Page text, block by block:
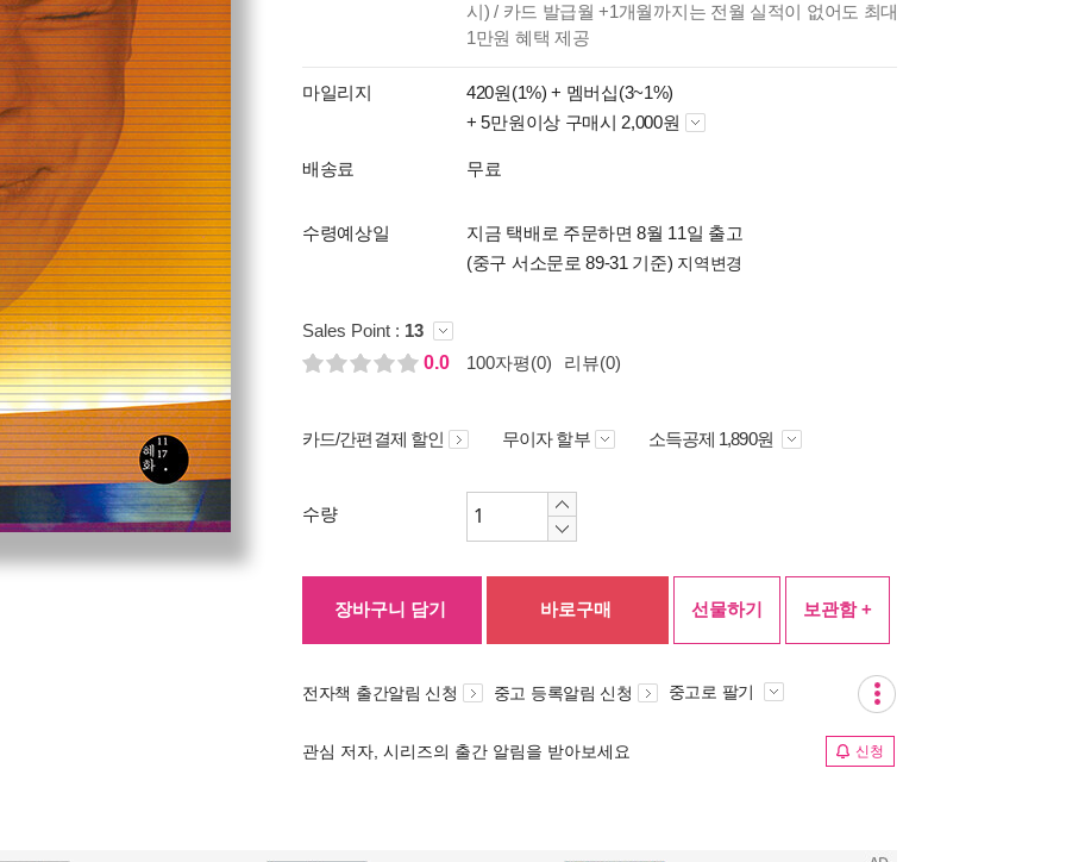
시) / 카드 발급월 +1개월까지는 전월 실적이 없어도 최대
1만원 혜택 제공
마일리지 420원(1%) + 멤버십(3~1%)
+ 5만원이상 구매시 2,000원
배송료 무료
수령예상일
지금 택배로 주문하면 8월 11일 출고
(중구 서소문로 89-31 기준) 지역변경
Sales Point : 13
0.0
100자평(0) 리뷰(0)
카드/간편결제 할인 무이자 할부 소득공제 1,890원
수량
장바구니 담기 바로구매 선물하기 보관함 +
전자책 출간알림 신청 중고 등록알림 신청 중고로 팔기
관심 저자, 시리즈의 출간 알림을 받아보세요 신청